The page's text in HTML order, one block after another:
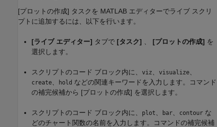
[プロットの作成] タスクを MATLAB エディターでライブ スクリ
プトに追加するには、以下を行います。
[ライブ エディター] タブで [タスク] [プロットの作成] を
選択します。
スクリプトのコード ブロック内に、 viz visualize
create hold などの関連キーワードを入力します。コマンド
の補完候補から [プロットの作成] を選択します。
スクリプトのコード ブロック内に、 plot bar contour な
どのチャート関数の名前を入力します。コマンドの補完候補